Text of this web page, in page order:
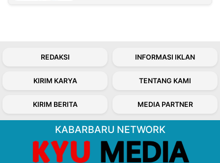
REDAKSI INFORMASI IKLAN
KIRIM KARYA TENTANG KAMI
KIRIM BERITA MEDIA PARTNER
KABARBARU NETWORK